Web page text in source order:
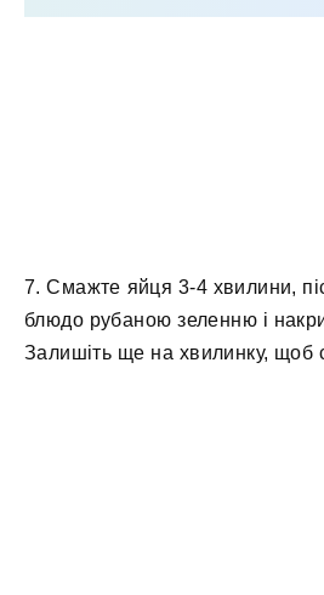
7. Смажте яйця 3-4 хвилини,
блюдо рубаною зеленню і
Залишіть ще на хвилинку, щоб